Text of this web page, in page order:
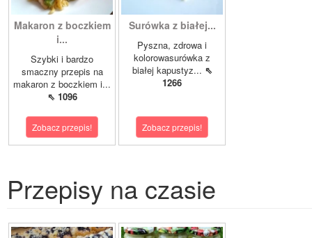
Makaron z boczkiem
i...
Szybki i bardzo
smaczny przepis na
makaron z boczkiem i...
⇖ 1096
Zobacz przepis!
Surówka z białej...
Pyszna, zdrowa i
kolorowasurówka z
białej kapustyz... ⇖
1266
Zobacz przepis!
Przepisy na czasie